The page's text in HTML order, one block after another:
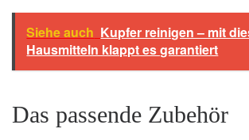
Siehe auch Kupfer reinigen – mit
Hausmitteln klappt es garantiert
Das passende Zubehör